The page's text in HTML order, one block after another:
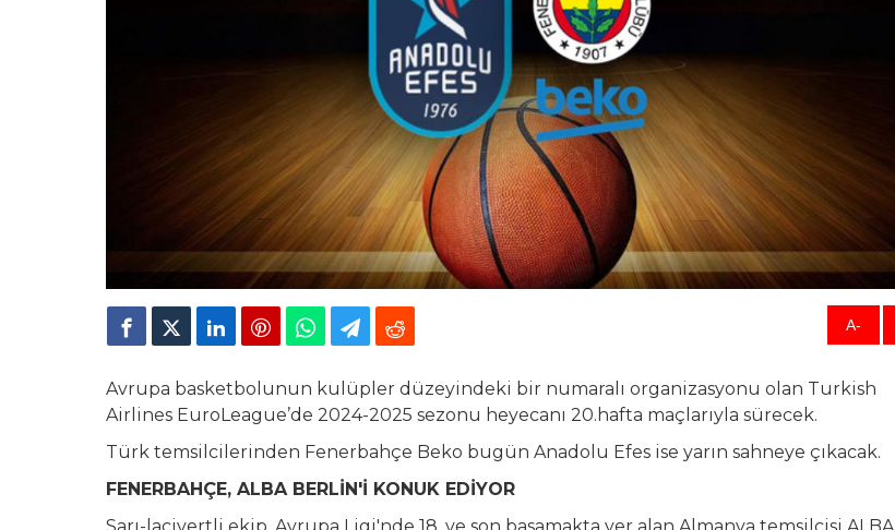
A-
Avrupa basketbolunun kulüpler düzeyindeki bir numaralı organizasyonu olan Turkish
Airlines EuroLeague’de 2024-2025 sezonu heyecanı 20.hafta maçlarıyla sürecek.
Türk temsilcilerinden Fenerbahçe Beko bugün Anadolu Efes ise yarın sahneye çıkacak.
FENERBAHÇE, ALBA BERLİN'İ KONUK EDİYOR